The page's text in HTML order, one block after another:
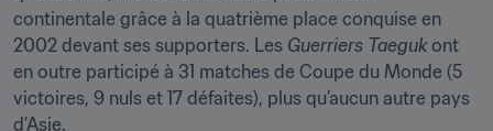
continentale grâce à la quatrième place conquise en
2002 devant ses supporters. Les Guerriers Taeguk ont
en outre participé à 31 matches de Coupe du Monde (5
victoires, 9 nuls et 17 défaites), plus qu’aucun autre pays
d’Asie.